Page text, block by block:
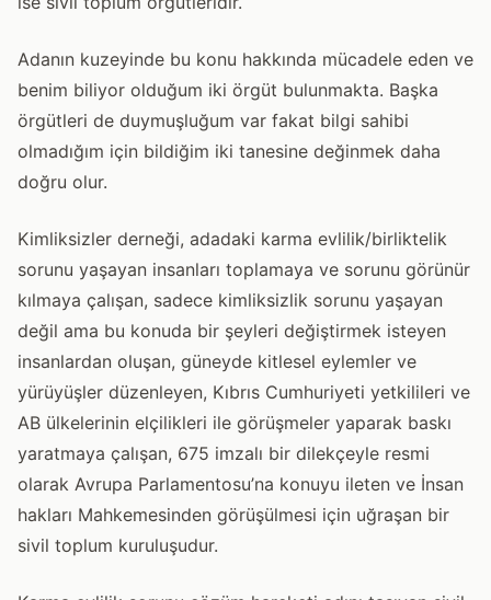
Adanın kuzeyinde bu konu hakkında mücadele eden ve
benim biliyor olduğum iki örgüt bulunmakta. Başka
örgütleri de duymuşluğum var fakat bilgi sahibi
olmadığım için bildiğim iki tanesine değinmek daha
doğru olur.
Kimliksizler derneği, adadaki karma evlilik/birliktelik
sorunu yaşayan insanları toplamaya ve sorunu görünür
kılmaya çalışan, sadece kimliksizlik sorunu yaşayan
değil ama bu konuda bir şeyleri değiştirmek isteyen
insanlardan oluşan, güneyde kitlesel eylemler ve
yürüyüşler düzenleyen, Kıbrıs Cumhuriyeti yetkilileri ve
AB ülkelerinin elçilikleri ile görüşmeler yaparak baskı
yaratmaya çalışan, 675 imzalı bir dilekçeyle resmi
olarak Avrupa Parlamentosu’na konuyu ileten ve İnsan
hakları Mahkemesinden görüşülmesi için uğraşan bir
sivil toplum kuruluşudur.